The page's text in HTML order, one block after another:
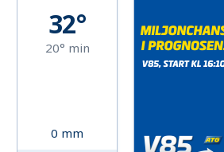
32°
20° min
0 mm